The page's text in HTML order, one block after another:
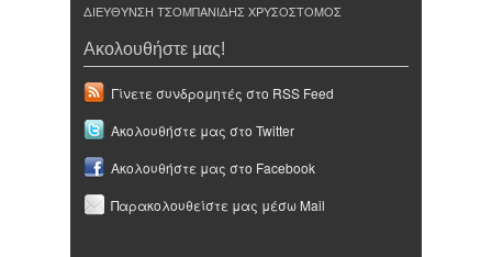
ΔΙΕΥΘΥΝΣΗ ΤΣΟΜΠΑΝΙΔΗΣ ΧΡΥΣΟΣΤΟΜΟΣ
Ακολουθήστε μας!
Γίνετε συνδρομητές στο RSS Feed
Ακολουθήστε μας στο Twitter
Ακολουθήστε μας στο Facebook
Παρακολουθείστε μας μέσω Mail